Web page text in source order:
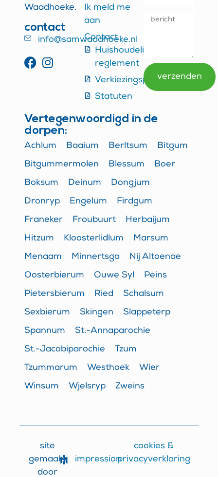
Waadhoeke.
contact
info@samwaadhoeke.nl
Ik meld me
aan
Contact
Huishoudelijk
reglement
Verkiezingsprogramma
Statuten
verzenden
Vertegenwoordigd in de
dorpen:
Achlum Baaium Berltsum Bitgum
Bitgummermolen Blessum Boer
Boksum Deinum Dongjum
Dronryp Engelum Firdgum
Franeker Froubuurt Herbaijum
Hitzum Kloosterlidlum Marsum
Menaam Minnertsga Nij Altoenae
Oosterbierum Ouwe Syl Peins
Pietersbierum Ried Schalsum
Sexbierum Skingen Slappeterp
Spannum St.-Annaparochie
St.-Jacobiparochie Tzum
Tzummarum Westhoek Wier
Winsum Wjelsryp Zweins
site
gemaakt
door
impression
cookies &
privacyverklaring